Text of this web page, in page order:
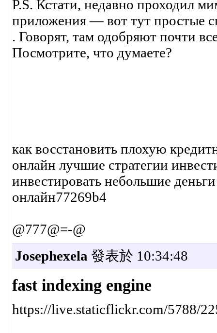
P.S. Кстати, недавно проходил
приложения — вот тут простые
. Говорят, там одобряют почти
Посмотрите, что думаете?
как восстановить плохую
онлайн лучшие стратегии
инвестировать небольшие
онлайн77269b4
@777@=-@
Josephexela 發表於 10:34:48
fast indexing engine
https://live.staticflickr.com/5788/